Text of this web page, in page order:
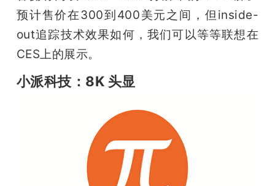
预计售价在300到400美元之间，但inside-
out追踪技术效果如何，我们可以等等联想在
CES上的展示。
小派科技：8K 头显